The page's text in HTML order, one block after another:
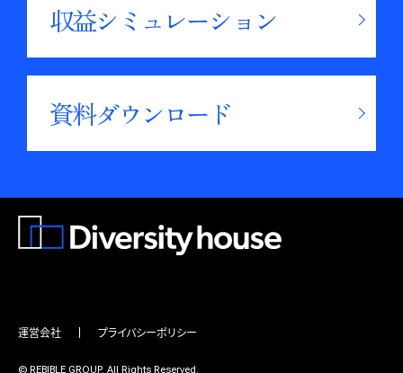
収益シミュレーション
資料ダウンロード
運営会社 プライバシーポリシー
© REBIBLE GROUP. All Rights Reserved.